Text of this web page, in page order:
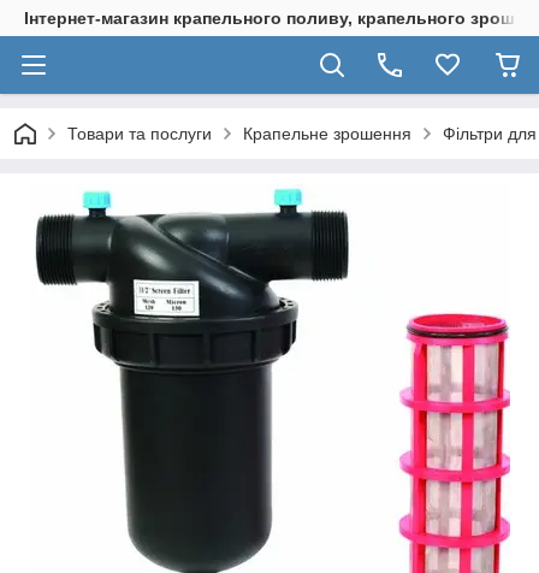
Інтернет-магазин крапельного поливу, крапельного
Товари та послуги Крапельне зрошення Фільтри